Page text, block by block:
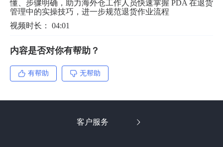
懂、步骤明确，助力海外仓工作人员快速掌握 PDA 在退货
管理中的实操技巧，进一步规范退货作业流程
视频时长： 04:01
内容是否对你有帮助？
有帮助 无帮助
客户服务